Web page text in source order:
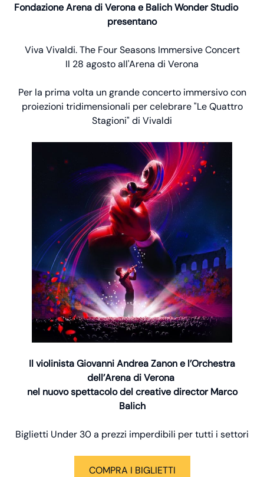
Fondazione Arena di Verona e Balich Wonder Studio
presentano
Viva Vivaldi. The Four Seasons Immersive Concert
Il 28 agosto all'Arena di Verona
Per la prima volta un grande concerto immersivo con
proiezioni tridimensionali per celebrare "Le Quattro
Stagioni" di Vivaldi
Il violinista Giovanni Andrea Zanon e l’Orchestra
dell’Arena di Verona
nel nuovo spettacolo del creative director Marco
Balich
Biglietti Under 30 a prezzi imperdibili per tutti i settori
COMPRA I BIGLIETTI